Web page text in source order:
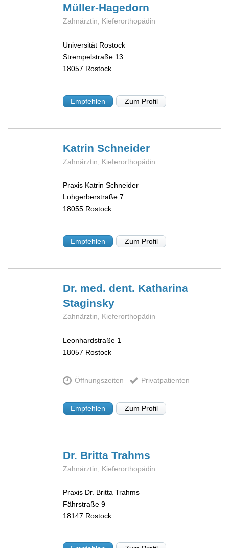
Müller-Hagedorn
Zahnärztin, Kieferorthopädin
Universität Rostock
Strempelstraße 13
18057 Rostock
Empfehlen Zum Profil
KatrinSchneider
Zahnärztin, Kieferorthopädin
Praxis Katrin Schneider
Lohgerberstraße 7
18055 Rostock
Empfehlen Zum Profil
Dr. med. dent. Katharina
Staginsky
Zahnärztin, Kieferorthopädin
Leonhardstraße 1
18057 Rostock
Öffnungszeiten Privatpatienten
Empfehlen Zum Profil
Dr. BrittaTrahms
Zahnärztin, Kieferorthopädin
Praxis Dr. Britta Trahms
Fährstraße 9
18147 Rostock